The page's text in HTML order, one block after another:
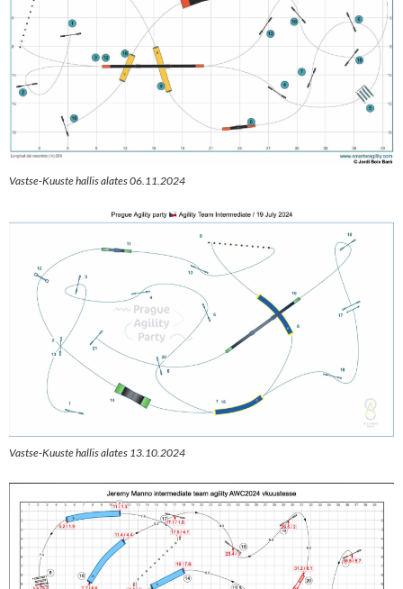
Vastse-Kuuste hallis alates 06.11.2024
Vastse-Kuuste hallis alates 13.10.2024